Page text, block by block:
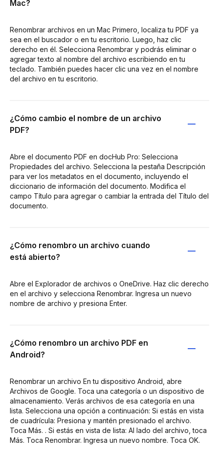
Mac?
Renombrar archivos en un Mac Primero, localiza tu PDF ya
sea en el buscador o en tu escritorio. Luego, haz clic
derecho en él. Selecciona Renombrar y podrás eliminar o
agregar texto al nombre del archivo escribiendo en tu
teclado. También puedes hacer clic una vez en el nombre
del archivo en tu escritorio.
¿Cómo cambio el nombre de un archivo
PDF?
Abre el documento PDF en docHub Pro: Selecciona
Propiedades del archivo. Selecciona la pestaña Descripción
para ver los metadatos en el documento, incluyendo el
diccionario de información del documento. Modifica el
campo Título para agregar o cambiar la entrada del Título del
documento.
¿Cómo renombro un archivo cuando
está abierto?
Abre el Explorador de archivos o OneDrive. Haz clic derecho
en el archivo y selecciona Renombrar. Ingresa un nuevo
nombre de archivo y presiona Enter.
¿Cómo renombro un archivo PDF en
Android?
Renombrar un archivo En tu dispositivo Android, abre
Archivos de Google. Toca una categoría o un dispositivo de
almacenamiento. Verás archivos de esa categoría en una
lista. Selecciona una opción a continuación: Si estás en vista
de cuadrícula: Presiona y mantén presionado el archivo.
Toca Más. . Si estás en vista de lista: Al lado del archivo, toca
Más. Toca Renombrar. Ingresa un nuevo nombre. Toca OK.